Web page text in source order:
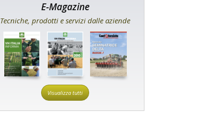
E-Magazine
Tecniche, prodotti e servizi dalle aziende
Visualizza tutti